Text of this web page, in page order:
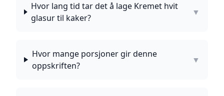
Hvor lang tid tar det å lage Kremet hvit
glasur til kaker?
▼
Hvor mange porsjoner gir denne
oppskriften?
▼